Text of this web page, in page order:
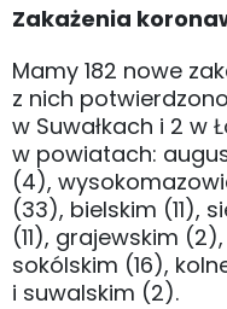
Zakażenia
Mamy 182 nowe
z nich
w Suwałkach i 2 w
w powiatach:
(4),
(33), bielskim (11),
(11), grajewskim
sokólskim (16),
i suwalskim (2).